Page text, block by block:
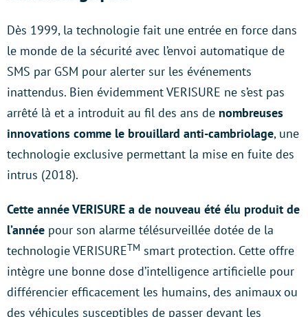
Dès 1999, la technologie fait une entrée en force dans
le monde de la sécurité avec l’envoi automatique de
SMS par GSM pour alerter sur les événements
inattendus. Bien évidemment VERISURE ne s’est pas
arrêté là et a introduit au fil des ans de nombreuses
innovations comme le brouillard anti-cambriolage, une
technologie exclusive permettant la mise en fuite des
intrus (2018).
Cette année VERISURE a de nouveau été élu produit de
l’année pour son alarme télésurveillée dotée de la
technologie VERISURETM smart protection. Cette offre
intègre une bonne dose d’intelligence artificielle pour
différencier efficacement les humains, des animaux ou
des véhicules susceptibles de passer devant les